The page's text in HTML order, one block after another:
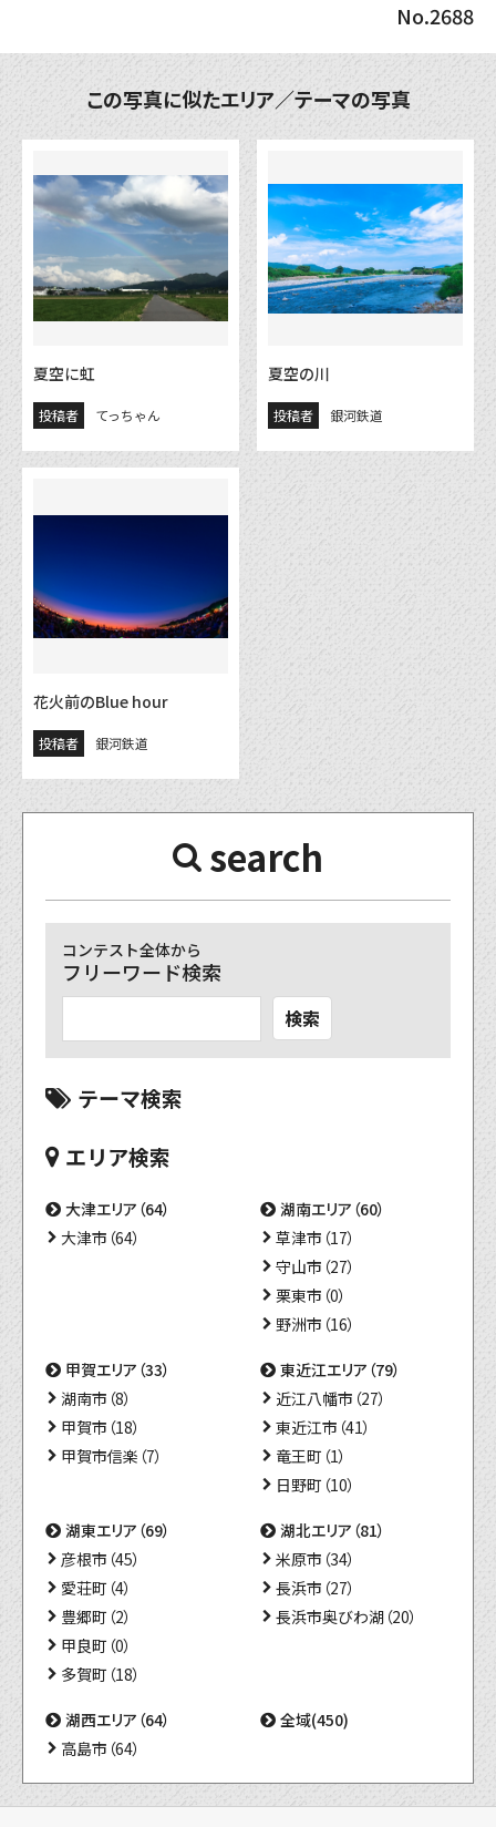
No.2688
この写真に似たエリア／テーマの写真
夏空に虹
投稿者 てっちゃん
夏空の川
投稿者 銀河鉄道
花火前のBlue hour
投稿者 銀河鉄道
search
コンテスト全体から
フリーワード検索
検索
テーマ検索
エリア検索
大津エリア（64）
大津市（64）
湖南エリア（60）
草津市（17）
守山市（27）
栗東市（0）
野洲市（16）
甲賀エリア（33）
湖南市（8）
甲賀市（18）
甲賀市信楽（7）
東近江エリア（79）
近江八幡市（27）
東近江市（41）
竜王町（1）
日野町（10）
湖東エリア（69）
彦根市（45）
愛荘町（4）
豊郷町（2）
甲良町（0）
多賀町（18）
湖北エリア（81）
米原市（34）
長浜市（27）
長浜市奥びわ湖（20）
湖西エリア（64）
高島市（64）
全域(450)